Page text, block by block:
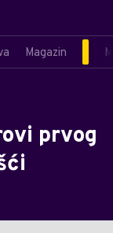
Magazin
prvog